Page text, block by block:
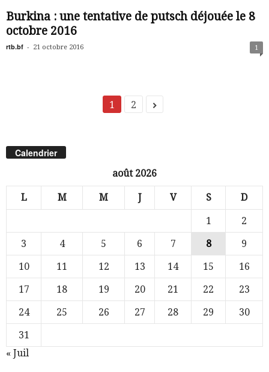
Burkina : une tentative de putsch déjouée le 8
octobre 2016
rtb.bf - 21 octobre 2016 1
1 2
Calendrier
août 2026
L M M J V S D
1
2
3
4 5 6 7 8
9
10
11 12 13 14 15
16
17
18 19 20 21 22
23
24
25 26 27 28 29
30
31
« Juil